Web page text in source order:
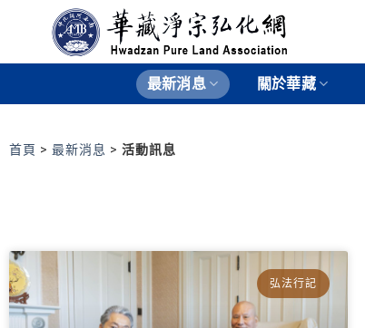
最新消息 關於華藏
首頁 > 最新消息 > 活動訊息
弘法行記